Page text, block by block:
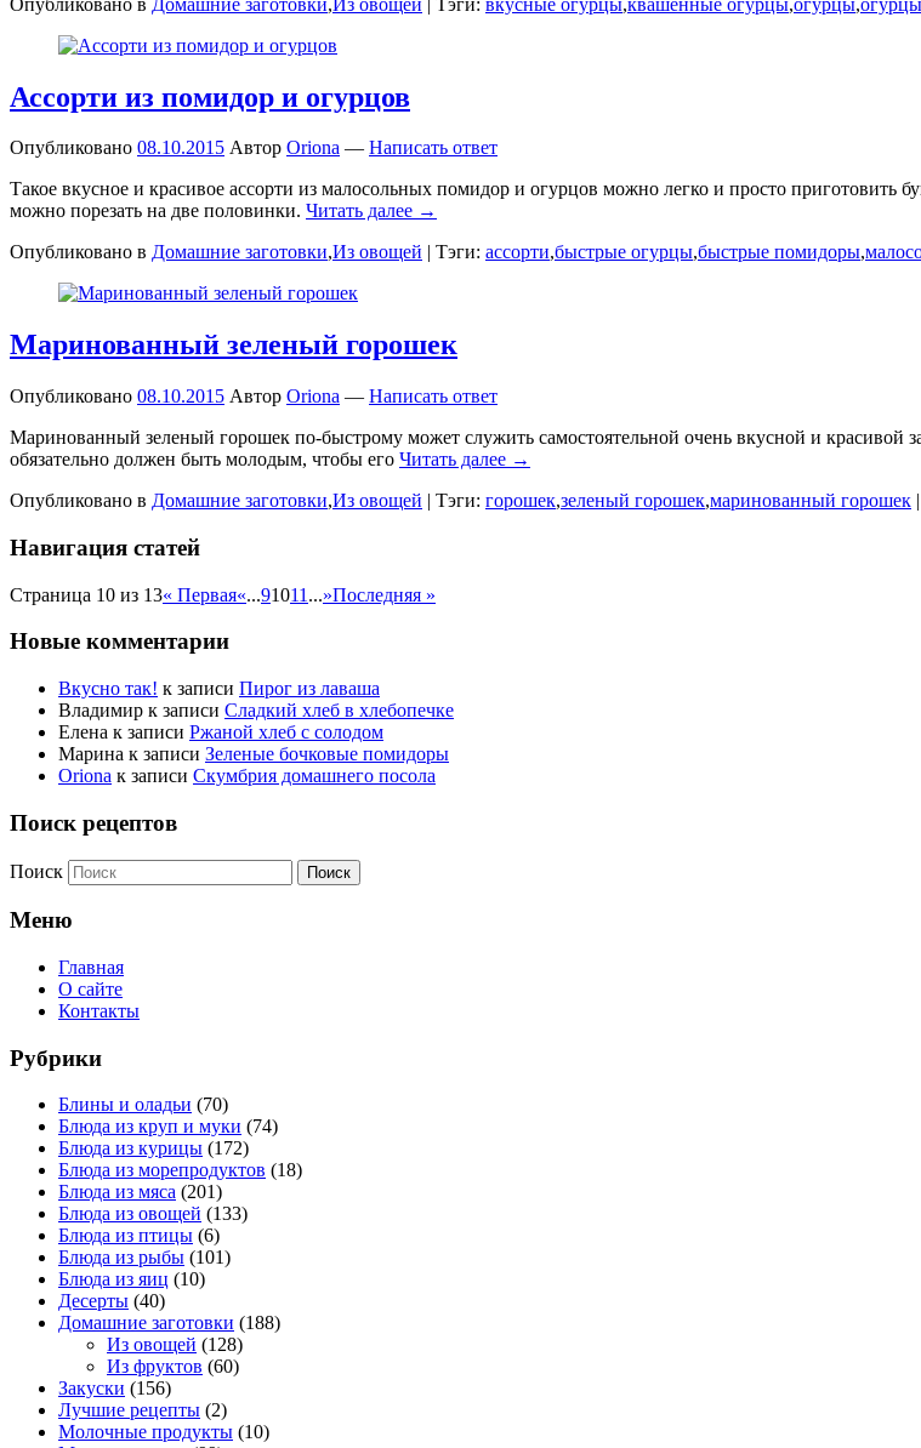
Ассорти из помидор и огурцов
Опубликовано 08.10.2015 Автор Oriona — Написать ответ
Такое вкусное и красивое ассорти из малосольных помидор и огурцов можно легко и просто
можно порезать на две половинки. Читать далее →
Опубликовано в Домашние заготовки,Из овощей | Тэги: ассорти,быстрые огурцы,быстрые помидоры,
Маринованный зеленый горошек
Опубликовано 08.10.2015 Автор Oriona — Написать ответ
Маринованный зеленый горошек по-быстрому может служить самостоятельной очень вкусной и красивой
обязательно должен быть молодым, чтобы его Читать далее →
Опубликовано в Домашние заготовки,Из овощей | Тэги: горошек,зеленый горошек,маринованный горошек |
Навигация статей
Страница 10 из 13« Первая«...91011 ...»Последняя »
Новые комментарии
Вкусно так! к записи Пирог из лаваша
Владимир к записи Сладкий хлеб в хлебопечке
Елена к записи Ржаной хлеб с солодом
Марина к записи Зеленые бочковые помидоры
Oriona к записи Скумбрия домашнего посола
Поиск рецептов
Поиск
Меню
Главная
О сайте
Контакты
Рубрики
Блины и оладьи (70)
Блюда из круп и муки (74)
Блюда из курицы (172)
Блюда из морепродуктов (18)
Блюда из мяса (201)
Блюда из овощей (133)
Блюда из птицы (6)
Блюда из рыбы (101)
Блюда из яиц (10)
Десерты (40)
Домашние заготовки (188)
Из овощей (128)
Из фруктов (60)
Закуски (156)
Лучшие рецепты (2)
Молочные продукты (10)